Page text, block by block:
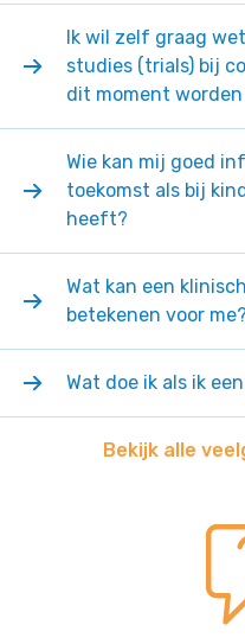
Ik wil zelf graag
studies (trials) bij
dit moment
Wie kan mij goed
toekomst als bij
heeft?
Wat kan een
betekenen voor me?
Wat doe ik als ik
Bekijk alle